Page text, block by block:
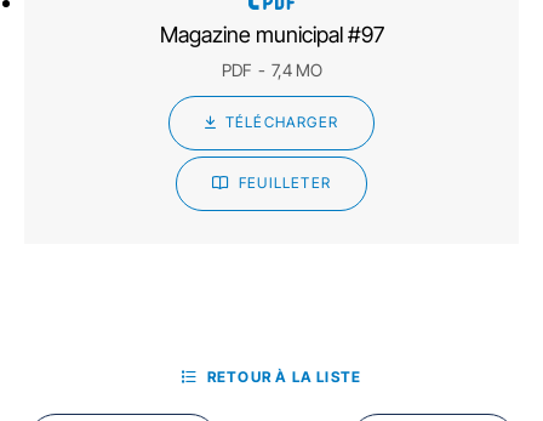
Magazine municipal #97
PDF 7,4 MO
TÉLÉCHARGER
FEUILLETER
RETOUR À LA LISTE